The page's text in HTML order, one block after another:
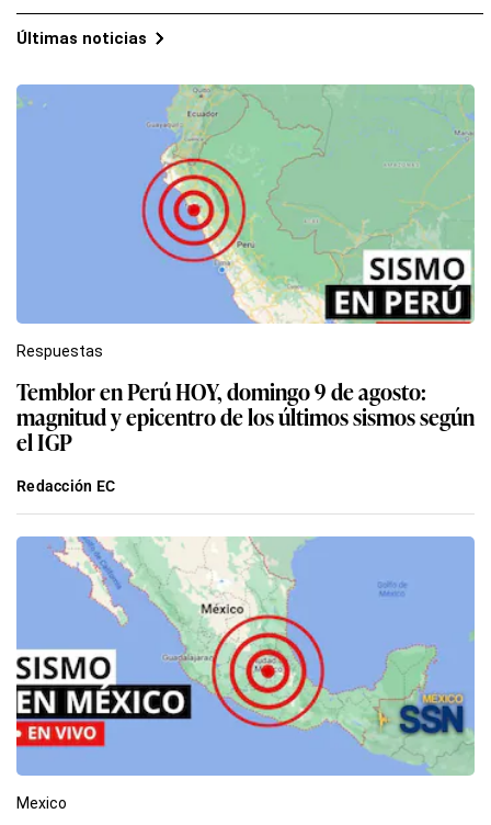
Últimas noticias
Respuestas
Temblor en Perú HOY, domingo 9 de agosto:
magnitud y epicentro de los últimos sismos según
el IGP
Redacción EC
Mexico